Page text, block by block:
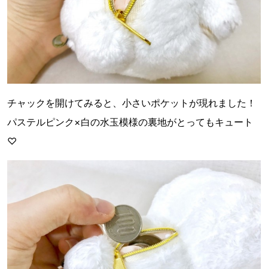
チャックを開けてみると、小さいポケットが現れました！
パステルピンク×白の水玉模様の裏地がとってもキュート
♡